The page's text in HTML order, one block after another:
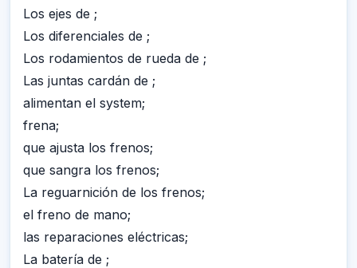
Los ejes de ;
Los diferenciales de ;
Los rodamientos de rueda de ;
Las juntas cardán de ;
alimentan el system;
frena;
que ajusta los frenos;
que sangra los frenos;
La reguarnición de los frenos;
el freno de mano;
las reparaciones eléctricas;
La batería de ;